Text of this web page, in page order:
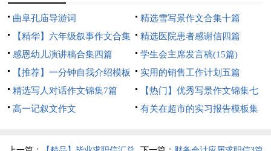
曲阜孔庙导游词
精选雪写景作文合集十篇
【精华】六年级叙事作文合集
9篇
精选医院患者感谢信四篇
感恩幼儿演讲稿合集四篇
学生会主席发言稿(15篇)
【推荐】一分钟自我介绍模板
合集6篇
实用的销售工作计划五篇
精选写人对话作文锦集7篇
【热门】优秀写景作文锦集七
篇
高一记叙文作文
有关在超市的实习报告模板集